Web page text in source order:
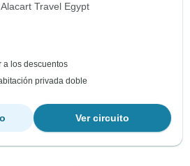
Alacart Travel Egypt
a los descuentos
privada doble
Ver circuito